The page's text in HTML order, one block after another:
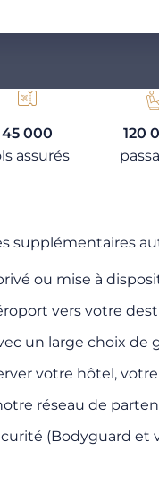
45 000
assurés
120
supplémentaires
ou mise à
vers votre
un large choix
votre hôtel,
réseau de
(Bodyguard et